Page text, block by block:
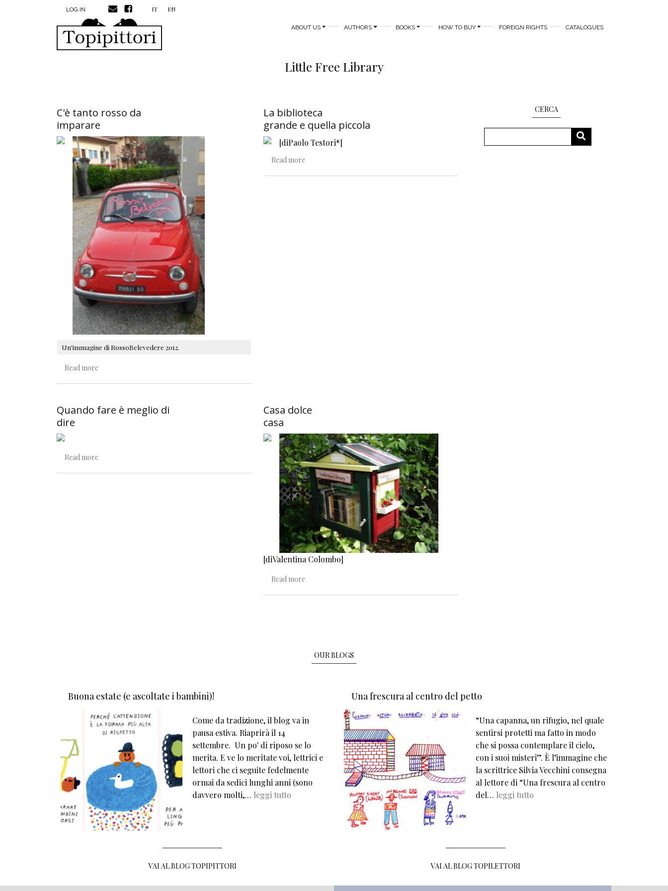
Skip to main contentMENU PROFILO UTENTE
LOG IN IT EN
MAIN NAVIGATION
ABOUT US AUTHORS BOOKS HOW TO BUY FOREIGN RIGHTS CATALOGUES
Little Free Library
C'è tanto rosso da
imparare
Un'immagine di RossoBelevedere 2012.
Read more
La biblioteca
grande e quella piccola
[diPaolo Testori*]
Read moreabout La biblioteca grande e quella piccola
Quando fare è meglio di
dire
Read more
Casa dolce
casa
[diValentina Colombo]
Read moreabout Casa dolce casa
CERCA
SEARCH
OUR BLOGS
Buona estate (e ascoltate i bambini)!
Come da tradizione, il blog va in
pausa estiva. Riaprirà il 14
settembre. Un po' di riposo se lo
merita. E ve lo meritate voi, lettrici e
lettori che ci seguite fedelmente
ormai da sedici lunghi anni (sono
davvero molti,… leggi tutto
VAI AL BLOG TOPIPITTORI
Una frescura al centro del petto
“Una capanna, un rifugio, nel quale
sentirsi protetti ma fatto in modo
che si possa contemplare il cielo,
con i suoi misteri”. È l’immagine che
la scrittrice Silvia Vecchini consegna
al lettore di “Una frescura al centro
del… leggi tutto
VAI AL BLOG TOPILETTORI